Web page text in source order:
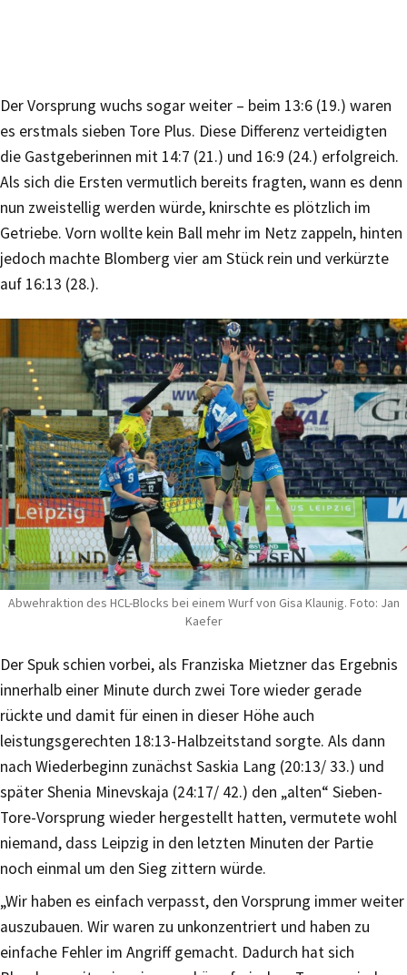
Der Vorsprung wuchs sogar weiter – beim 13:6 (19.) waren
es erstmals sieben Tore Plus. Diese Differenz verteidigten
die Gastgeberinnen mit 14:7 (21.) und 16:9 (24.) erfolgreich.
Als sich die Ersten vermutlich bereits fragten, wann es denn
nun zweistellig werden würde, knirschte es plötzlich im
Getriebe. Vorn wollte kein Ball mehr im Netz zappeln, hinten
jedoch machte Blomberg vier am Stück rein und verkürzte
auf 16:13 (28.).
Abwehraktion des HCL-Blocks bei einem Wurf von Gisa Klaunig. Foto: Jan
Kaefer
Der Spuk schien vorbei, als Franziska Mietzner das Ergebnis
innerhalb einer Minute durch zwei Tore wieder gerade
rückte und damit für einen in dieser Höhe auch
leistungsgerechten 18:13-Halbzeitstand sorgte. Als dann
nach Wiederbeginn zunächst Saskia Lang (20:13/ 33.) und
später Shenia Minevskaja (24:17/ 42.) den „alten“ Sieben-
Tore-Vorsprung wieder hergestellt hatten, vermutete wohl
niemand, dass Leipzig in den letzten Minuten der Partie
noch einmal um den Sieg zittern würde.
„Wir haben es einfach verpasst, den Vorsprung immer weiter
auszubauen. Wir waren zu unkonzentriert und haben zu
einfache Fehler im Angriff gemacht. Dadurch hat sich